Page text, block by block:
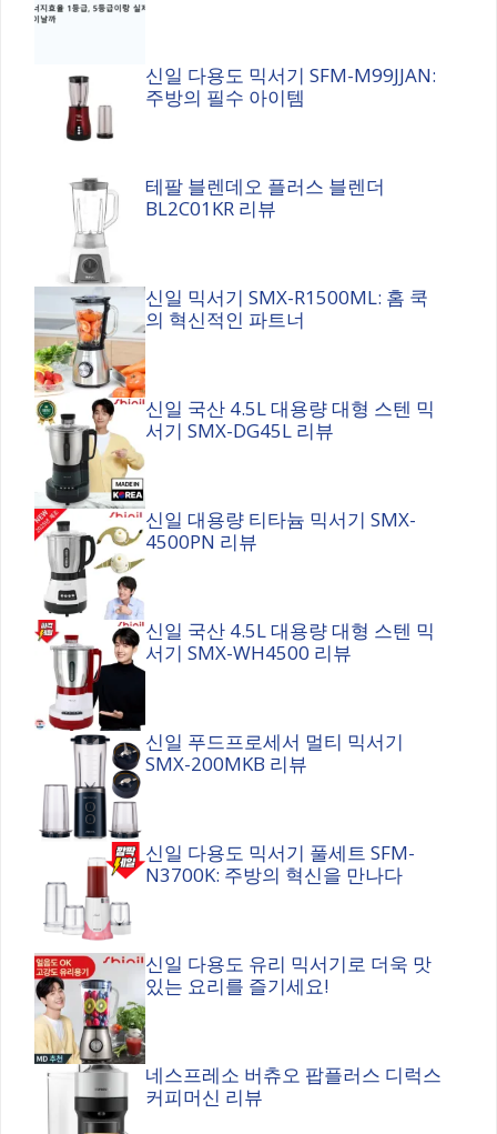
신일 다용도 믹서기 SFM-M99JJAN:
주방의 필수 아이템
테팔 블렌데오 플러스 블렌더
BL2C01KR 리뷰
신일 믹서기 SMX-R1500ML: 홈 쿡
의 혁신적인 파트너
신일 국산 4.5L 대용량 대형 스텐 믹
서기 SMX-DG45L 리뷰
신일 대용량 티타늄 믹서기 SMX-
4500PN 리뷰
신일 국산 4.5L 대용량 대형 스텐 믹
서기 SMX-WH4500 리뷰
신일 푸드프로세서 멀티 믹서기
SMX-200MKB 리뷰
신일 다용도 믹서기 풀세트 SFM-
N3700K: 주방의 혁신을 만나다
신일 다용도 유리 믹서기로 더욱 맛
있는 요리를 즐기세요!
네스프레소 버츄오 팝플러스 디럭스
커피머신 리뷰